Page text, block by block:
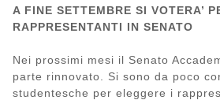
A FINE SETTEMBRE SI VOTERA’
RAPPRESENTANTI IN SENATO
Nei prossimi mesi il Senato
parte rinnovato. Si sono da poco
studentesche per eleggere i